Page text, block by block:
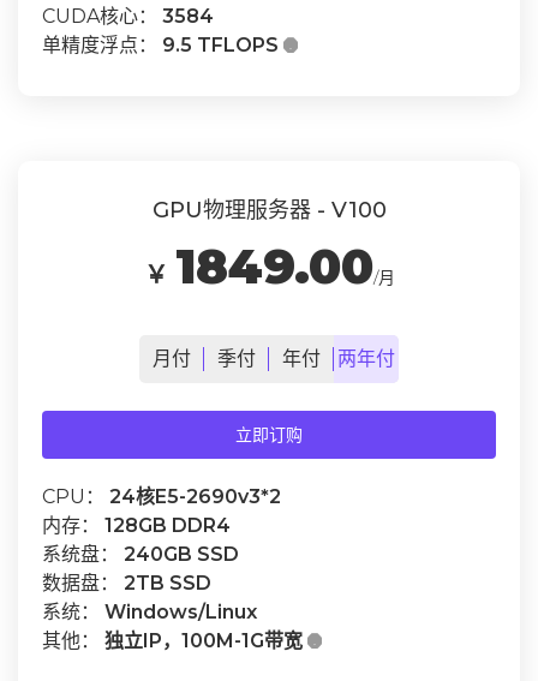
CUDA核心： 3584
单精度浮点： 9.5 TFLOPS 
GPU物理服务器 - V100
￥ 1849.00/月
月 付 季付 年付 两年付
立即订购
CPU： 24核E5-2690v3*2
内存： 128GB DDR4
系统盘： 240GB SSD
数据盘： 2TB SSD
系统： Windows/Linux
其他： 独立IP，100M-1G带宽 